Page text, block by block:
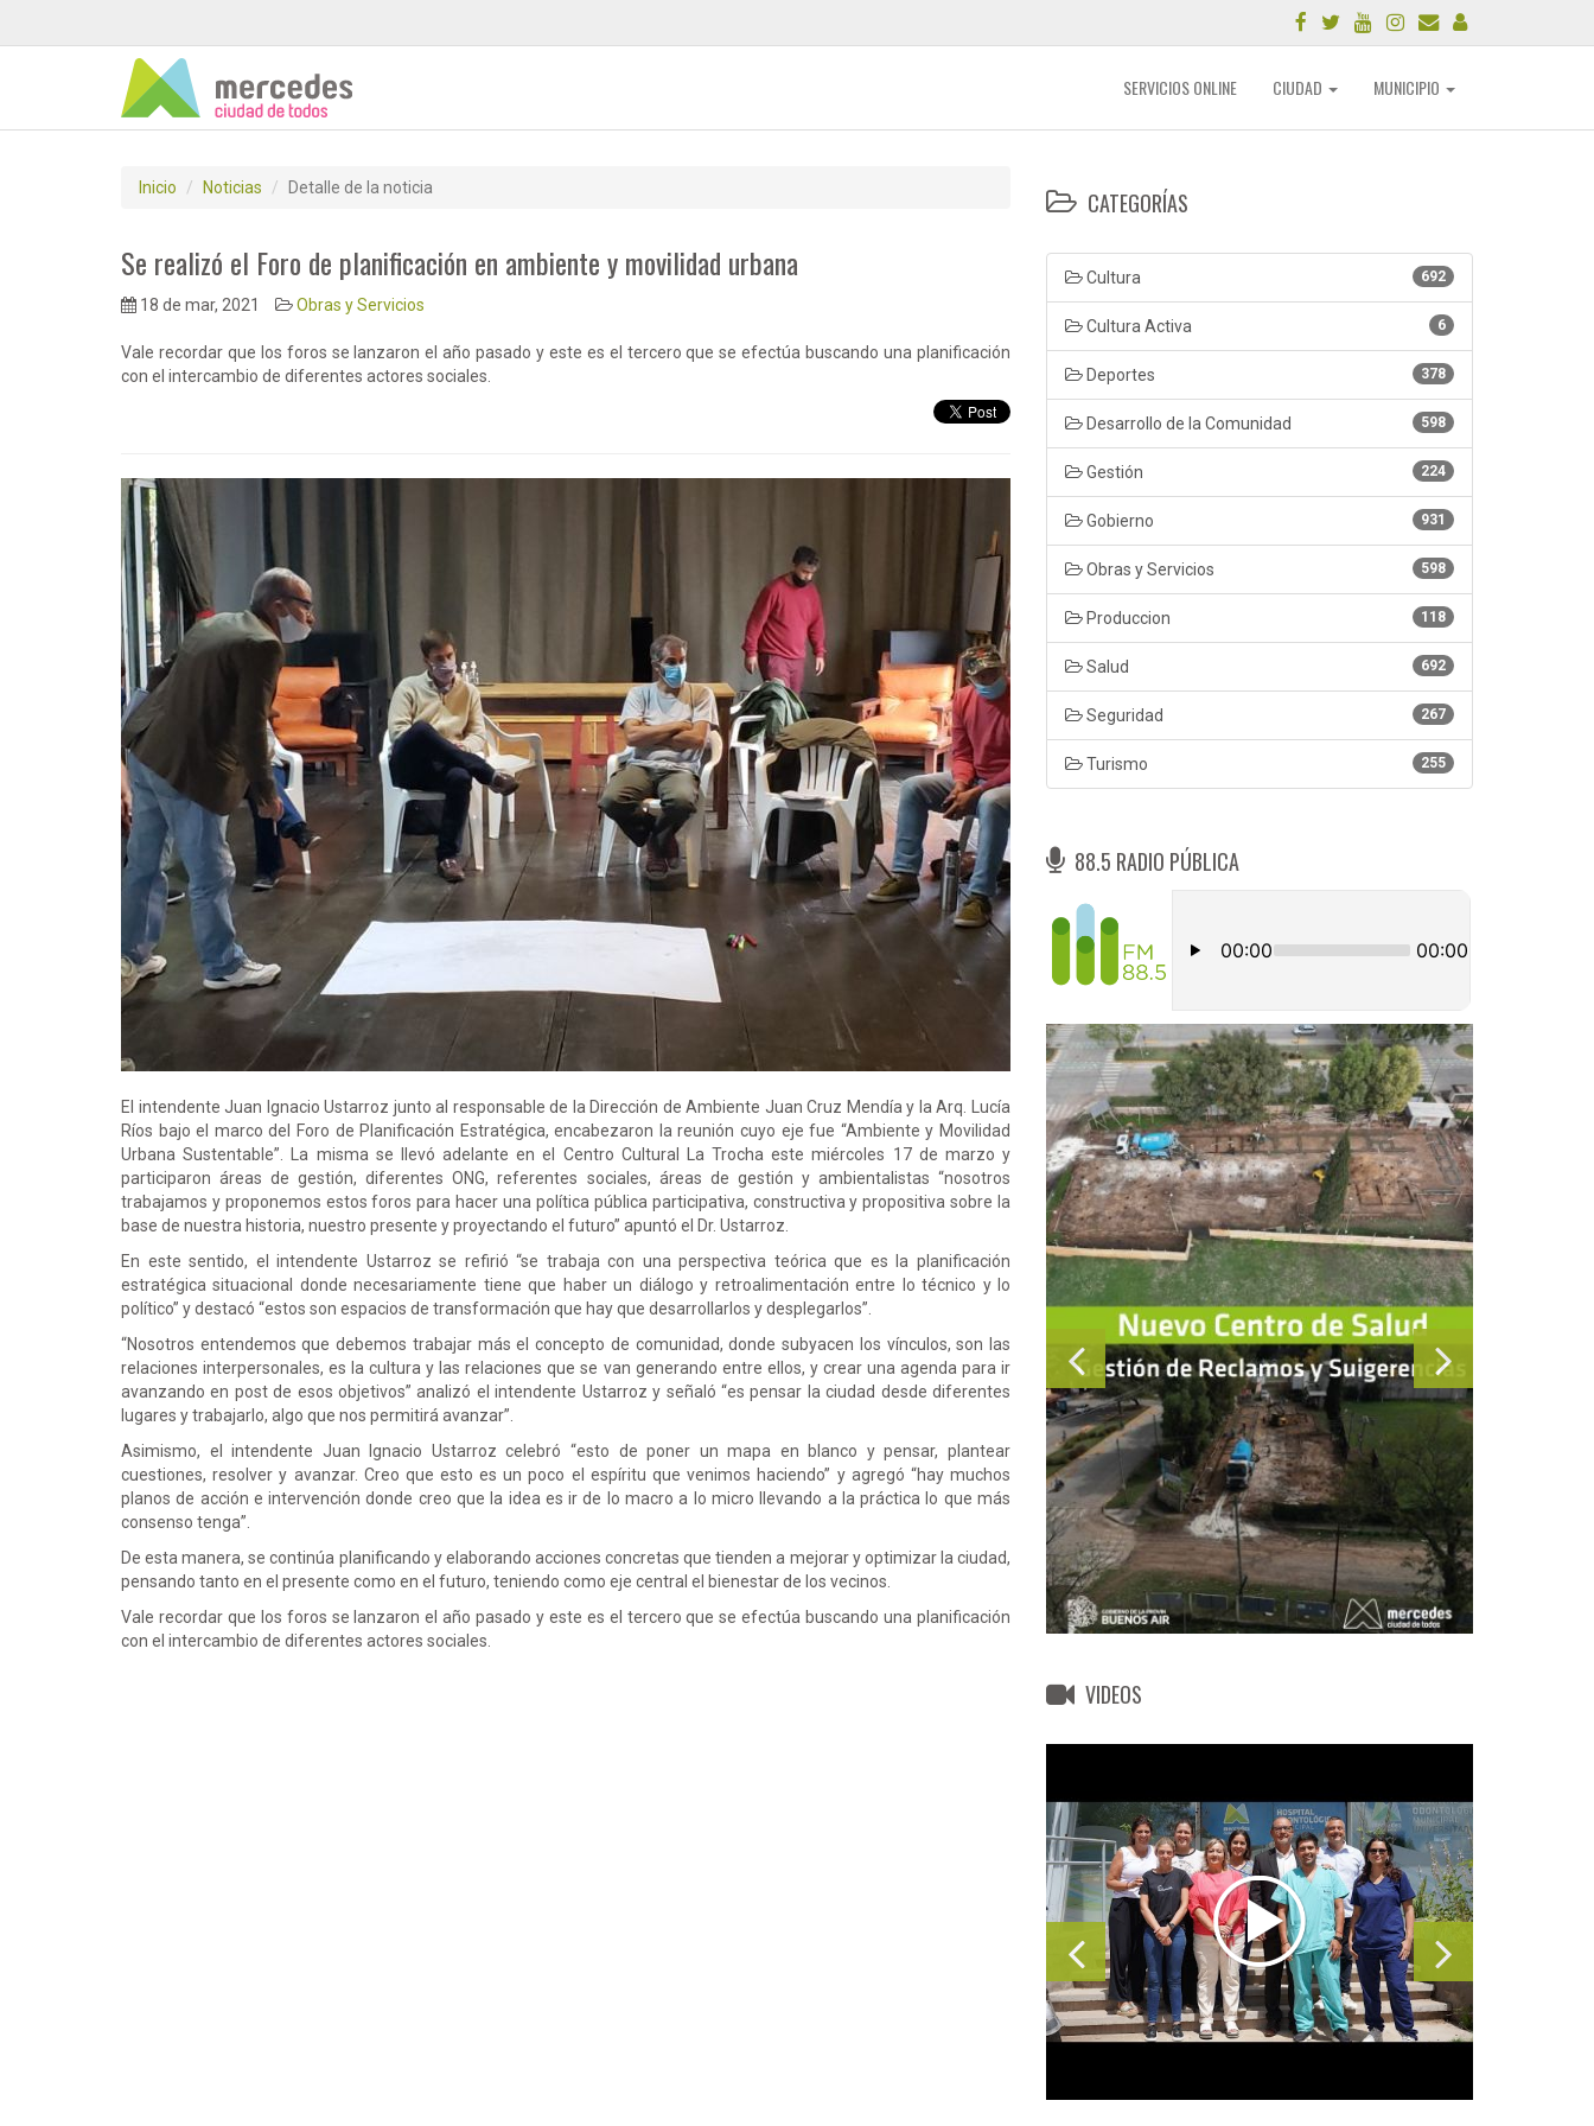
SERVICIOS ONLINE CIUDAD MUNICIPIO
Inicio Noticias Detalle de la noticia
Se realizó el Foro de planificación en ambiente y movilidad urbana
18 de mar, 2021 Obras y Servicios
Vale recordar que los foros se lanzaron el año pasado y este es el tercero que se efectúa buscando una planificación
con el intercambio de diferentes actores sociales.
El intendente Juan Ignacio Ustarroz junto al responsable de la Dirección de Ambiente Juan Cruz Mendía y la Arq. Lucía
Ríos bajo el marco del Foro de Planificación Estratégica, encabezaron la reunión cuyo eje fue “Ambiente y Movilidad
Urbana Sustentable”. La misma se llevó adelante en el Centro Cultural La Trocha este miércoles 17 de marzo y
participaron áreas de gestión, diferentes ONG, referentes sociales, áreas de gestión y ambientalistas “nosotros
trabajamos y proponemos estos foros para hacer una política pública participativa, constructiva y propositiva sobre la
base de nuestra historia, nuestro presente y proyectando el futuro” apuntó el Dr. Ustarroz.
En este sentido, el intendente Ustarroz se refirió “se trabaja con una perspectiva teórica que es la planificación
estratégica situacional donde necesariamente tiene que haber un diálogo y retroalimentación entre lo técnico y lo
político” y destacó “estos son espacios de transformación que hay que desarrollarlos y desplegarlos”.
“Nosotros entendemos que debemos trabajar más el concepto de comunidad, donde subyacen los vínculos, son las
relaciones interpersonales, es la cultura y las relaciones que se van generando entre ellos, y crear una agenda para ir
avanzando en post de esos objetivos” analizó el intendente Ustarroz y señaló “es pensar la ciudad desde diferentes
lugares y trabajarlo, algo que nos permitirá avanzar”.
Asimismo, el intendente Juan Ignacio Ustarroz celebró “esto de poner un mapa en blanco y pensar, plantear
cuestiones, resolver y avanzar. Creo que esto es un poco el espíritu que venimos haciendo” y agregó “hay muchos
planos de acción e intervención donde creo que la idea es ir de lo macro a lo micro llevando a la práctica lo que más
consenso tenga”.
De esta manera, se continúa planificando y elaborando acciones concretas que tienden a mejorar y optimizar la ciudad,
pensando tanto en el presente como en el futuro, teniendo como eje central el bienestar de los vecinos.
Vale recordar que los foros se lanzaron el año pasado y este es el tercero que se efectúa buscando una planificación
con el intercambio de diferentes actores sociales.
CATEGORÍAS
692
Cultura
6
Cultura Activa
378
Deportes
598
Desarrollo de la Comunidad
224
Gestión
931
Gobierno
598
Obras y Servicios
118
Produccion
692
Salud
267
Seguridad
255
Turismo
88.5 RADIO PÚBLICA
VIDEOS